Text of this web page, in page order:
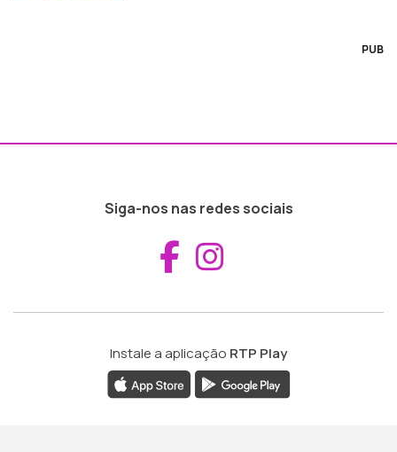
PUB
Siga-nos nas redes sociais
Aceder ao
Instale a aplicação RTP Play